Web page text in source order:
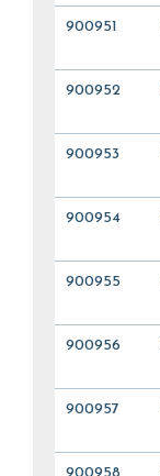
900951
900952
900953
900954
900955
900956
900957